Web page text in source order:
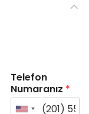
Telefon
Numaranız *